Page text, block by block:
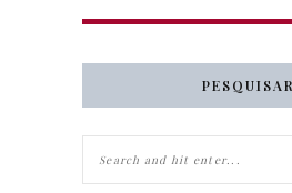
PESQUISAR